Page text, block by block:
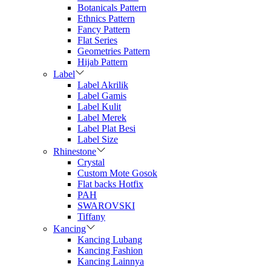
Botanicals Pattern
Ethnics Pattern
Fancy Pattern
Flat Series
Geometries Pattern
Hijab Pattern
Label
Label Akrilik
Label Gamis
Label Kulit
Label Merek
Label Plat Besi
Label Size
Rhinestone
Crystal
Custom Mote Gosok
Flat backs Hotfix
PAH
SWAROVSKI
Tiffany
Kancing
Kancing Lubang
Kancing Fashion
Kancing Lainnya